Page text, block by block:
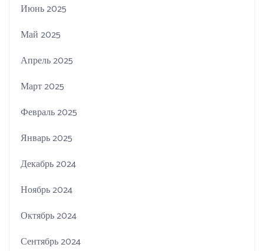
Июнь 2025
Май 2025
Апрель 2025
Март 2025
Февраль 2025
Январь 2025
Декабрь 2024
Ноябрь 2024
Октябрь 2024
Сентябрь 2024